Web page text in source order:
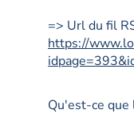
=> Url du fil
https://
Qu'est-ce que